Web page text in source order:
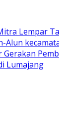
Lempar
Alun
Gerakan
Lumajang